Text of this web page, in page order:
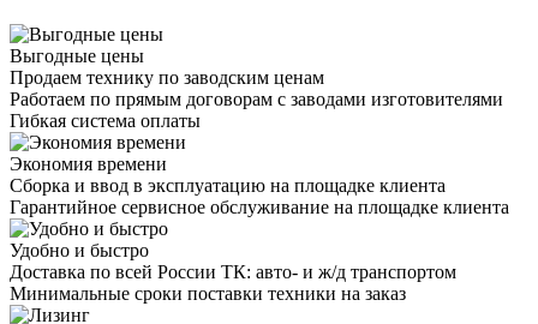
Выгодные цены
Продаем технику по заводским ценам
Работаем по прямым договорам с заводами изготовителями
Гибкая система оплаты
Экономия времени
Сборка и ввод в эксплуатацию на площадке клиента
Гарантийное сервисное обслуживание на площадке клиента
Удобно и быстро
Доставка по всей России ТК: авто- и ж/д транспортом
Минимальные сроки поставки техники на заказ